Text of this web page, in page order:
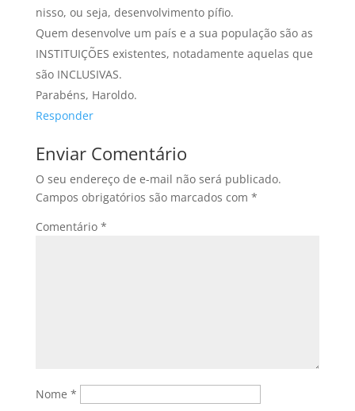
nisso, ou seja, desenvolvimento pífio.
Quem desenvolve um país e a sua população são as
INSTITUIÇÕES existentes, notadamente aquelas que
são INCLUSIVAS.
Parabéns, Haroldo.
Responder
Enviar Comentário
O seu endereço de e-mail não será publicado.
Campos obrigatórios são marcados com *
Comentário *
Nome *